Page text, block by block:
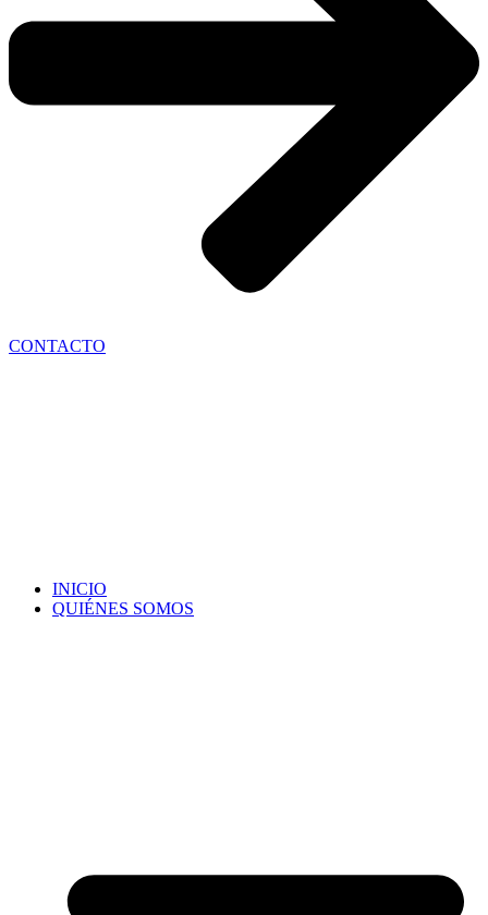
CONTACTO
INICIO
QUIÉNES SOMOS